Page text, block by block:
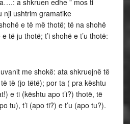
a shkruen edhe ” mos ti
nji ushtrim gramatike
e të më thotë; të na shohë
të ju thotë; t’i shohë e t’u thotë:
me shokë: ata shkruejnë të
të (jo tëtë); por ta ( pra kështu
e ti (kështu apo t’i?) thotë, të
tu), t’i (apo ti?) e t’u (apo tu?).